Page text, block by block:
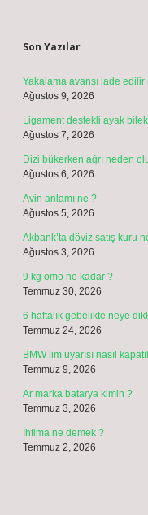
Son Yazılar
Yakalama avansı iade edilir
Ağustos 9, 2026
Ligament destekli ayak
Ağustos 7, 2026
Dizi bükerken ağrı neden
Ağustos 6, 2026
Avin anlamı ne ?
Ağustos 5, 2026
Akbank’ta döviz satış kuru
Ağustos 3, 2026
9 kg omo ne kadar ?
Temmuz 30, 2026
6 haftalık gebelikte neye
Temmuz 24, 2026
BMW lim uyarısı nasıl
Temmuz 9, 2026
Ar marka batarya kimin ?
Temmuz 3, 2026
İhtima ne demek ?
Temmuz 2, 2026